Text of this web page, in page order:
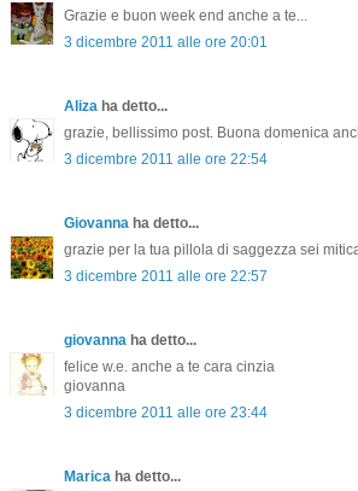
Grazie e buon week end anche a te...
3 dicembre 2011 alle ore 20:01
Aliza ha detto...
grazie, bellissimo post. Buona domenica
3 dicembre 2011 alle ore 22:54
Giovanna ha detto...
grazie per la tua pillola di saggezza sei
3 dicembre 2011 alle ore 22:57
giovanna ha detto...
felice w.e. anche a te cara cinzia
giovanna
3 dicembre 2011 alle ore 23:44
Marica ha detto...